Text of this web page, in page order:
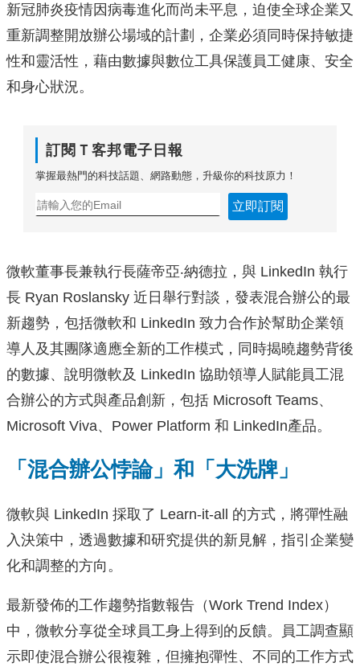
新冠肺炎疫情因病毒進化而尚未平息，迫使全球企業又
重新調整開放辦公場域的計劃，企業必須同時保持敏捷
性和靈活性，藉由數據與數位工具保護員工健康、安全
和身心狀況。
訂閱Ｔ客邦電子日報
掌握最熱門的科技話題、網路動態，升級你的科技原力！
立即訂閱
微軟董事長兼執行長薩帝亞‧納德拉，與 LinkedIn 執行
長 Ryan Roslansky 近日舉行對談，發表混合辦公的最
新趨勢，包括微軟和 LinkedIn 致力合作於幫助企業領
導人及其團隊適應全新的工作模式，同時揭曉趨勢背後
的數據、說明微軟及 LinkedIn 協助領導人賦能員工混
合辦公的方式與產品創新，包括 Microsoft Teams、
Microsoft Viva、Power Platform 和 LinkedIn產品。
「混合辦公悖論」和「大洗牌」
微軟與 LinkedIn 採取了 Learn-it-all 的方式，將彈性融
入決策中，透過數據和研究提供的新見解，指引企業變
化和調整的方向。
最新發佈的工作趨勢指數報告（Work Trend Index）
中，微軟分享從全球員工身上得到的反饋。員工調查顯
示即使混合辦公很複雜，但擁抱彈性、不同的工作方式